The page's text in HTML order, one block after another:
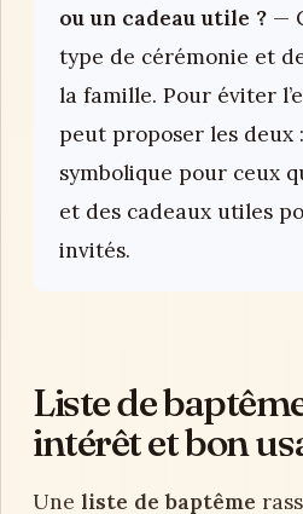
ou un cadeau utile ? —
type de cérémonie et
la famille. Pour éviter
peut proposer les deux
symbolique pour ceux
et des cadeaux utiles
invités.
Liste de
intérêt et bon
Une liste de baptême